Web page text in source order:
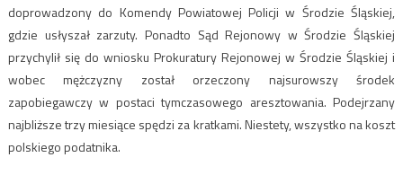
doprowadzony do Komendy Powiatowej Policji w Środzie Śląskiej,
gdzie usłyszał zarzuty. Ponadto Sąd Rejonowy w Środzie Śląskiej
przychylił się do wniosku Prokuratury Rejonowej w Środzie Śląskiej i
wobec mężczyzny został orzeczony najsurowszy środek
zapobiegawczy w postaci tymczasowego aresztowania. Podejrzany
najbliższe trzy miesiące spędzi za kratkami. Niestety, wszystko na koszt
polskiego podatnika.